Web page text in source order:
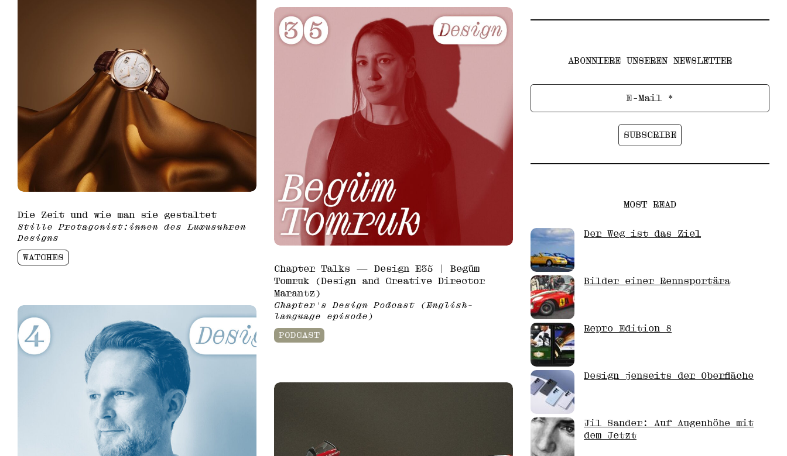
Die Zeit und wie man sie gestaltet
Stille Protagonist:innen des Luxusuhren
Designs
WATCHES
Chapter Talks — Design E35 | Begüm
Tomruk (Design and Creative Director
Marantz)
Chapter's Design Podcast (English-
language episode)
PODCAST
ABONNIERE UNSEREN NEWSLETTER
MOST READ
Der Weg ist das Ziel
Bilder einer Rennsportära
Repro Edition 8
Design jenseits der Oberfläche
Jil Sander: Auf Augenhöhe mit
dem Jetzt